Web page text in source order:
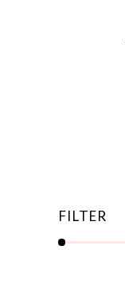
FILTER